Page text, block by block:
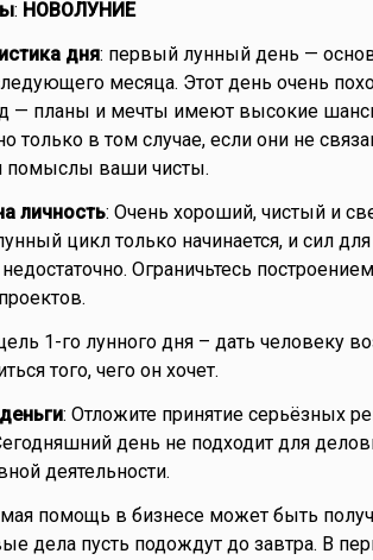
: НОВОЛУНИЕ
дня: первый лунный день —
месяца. Этот день очень
— планы и мечты имеют высокие
только в том случае, если они не
помыслы ваши чисты.
личность: Очень хороший, чистый и
цикл только начинается, и сил для
Ограничьтесь построением
1-го лунного дня – дать человеку
того, чего он хочет.
: Отложите принятие серьёзных
день не подходит для
деятельности.
помощь в бизнесе может быть
дела пусть подождут до завтра. В